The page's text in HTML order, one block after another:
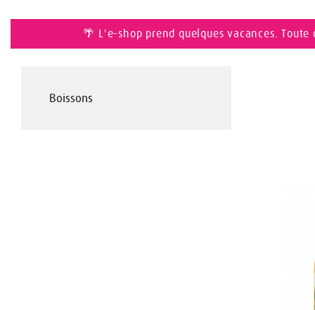
🌴 L'e-shop prend quelques vacances.
Boissons